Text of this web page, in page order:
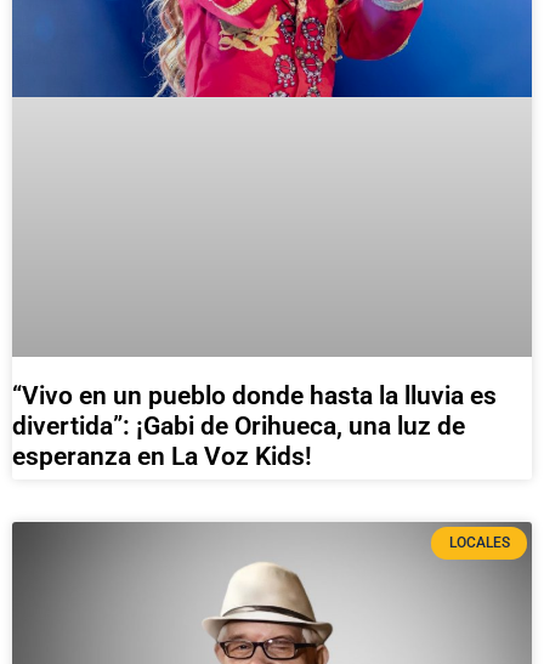
“Vivo en un pueblo donde hasta la lluvia es
divertida”: ¡Gabi de Orihueca, una luz de
esperanza en La Voz Kids!
LOCALES